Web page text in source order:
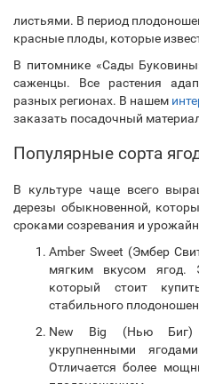
листьями. В период
красные плоды, которые
В питомнике «Сады
саженцы. Все растения
разных регионах. В нашем
заказать посадочный
Популярные сорта
В культуре чаще всего
дерезы обыкновенной,
сроками созревания и
Amber Sweet (Эмбер
мягким вкусом ягод.
который стоит
стабильного
New Big (Нью Биг)
укрупненными
Отличается более